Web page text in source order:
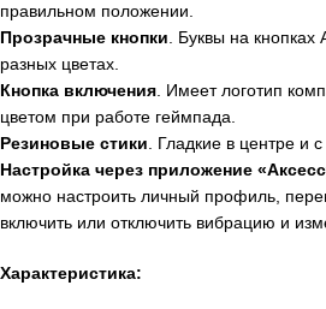
правильном положении.
Прозрачные кнопки . Буквы на
разных цветах.
Кнопка включения . Имеет логотип
цветом при работе геймпада.
Резиновые стики . Гладкие в центре и
Настройка через приложение
можно настроить личный профиль,
включить или отключить вибрацию и
Характеристика: